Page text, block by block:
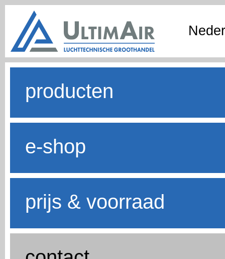
producten
e-shop
prijs & voorraad